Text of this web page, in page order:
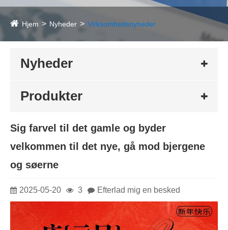
Hjem Nyheder Virksomhedsnyheder
Nyheder
Produkter
Sig farvel til det gamle og byder
velkommen til det nye, gå mod bjergene
og søerne
2025-05-20 3 Efterlad mig en besked